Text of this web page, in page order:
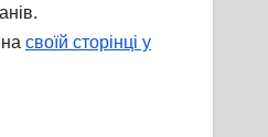
своїй сторінці у